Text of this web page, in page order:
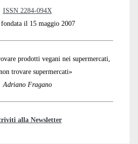
ISSN 2284-094X
il 15 maggio 2007
prodotti vegani nei supermercati,
trovare supermercati»
Adriano Fragano
alla Newsletter